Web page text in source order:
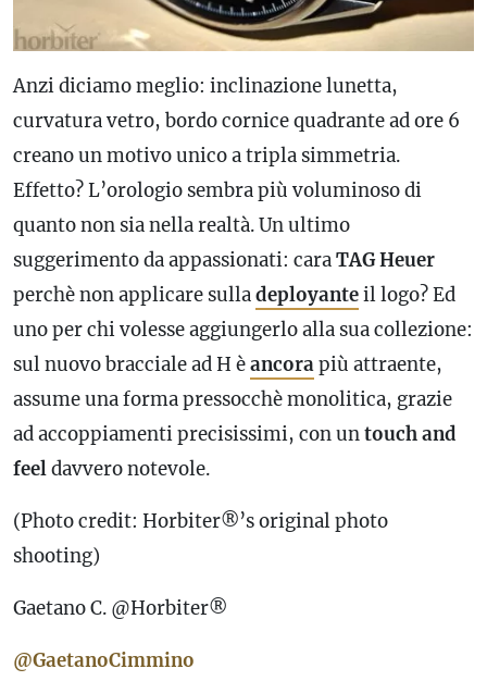
Anzi diciamo meglio: inclinazione lunetta,
curvatura vetro, bordo cornice quadrante ad ore 6
creano un motivo unico a tripla simmetria.
Effetto? L’orologio sembra più voluminoso di
quanto non sia nella realtà. Un ultimo
suggerimento da appassionati: caraTAG Heuer
perchè non applicare sulladeployanteil logo? Ed
uno per chi volesse aggiungerlo alla sua collezione:
sul nuovo bracciale ad H èancorapiù attraente,
assume una forma pressocchè monolitica, grazie
ad accoppiamenti precisissimi, con untouch and
feeldavvero notevole.
(Photo credit: Horbiter®’s original photo
shooting)
Gaetano C. @Horbiter®
@GaetanoCimmino